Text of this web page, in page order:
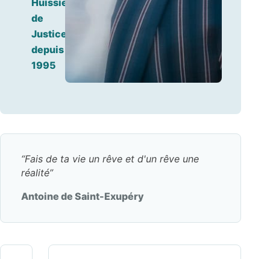
Huissier
de
Justice
depuis
1995
Fais de ta vie un rêve et d'un rêve une
réalité
Antoine de Saint-Exupéry